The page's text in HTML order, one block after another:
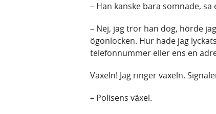
– Han kanske bara somnade, sa
– Nej, jag tror han dog, hörde
ögonlocken. Hur hade jag
telefonnummer eller ens en
Växeln! Jag ringer växeln.
– Polisens växel.